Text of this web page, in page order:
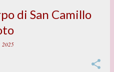
di San Camillo
2025